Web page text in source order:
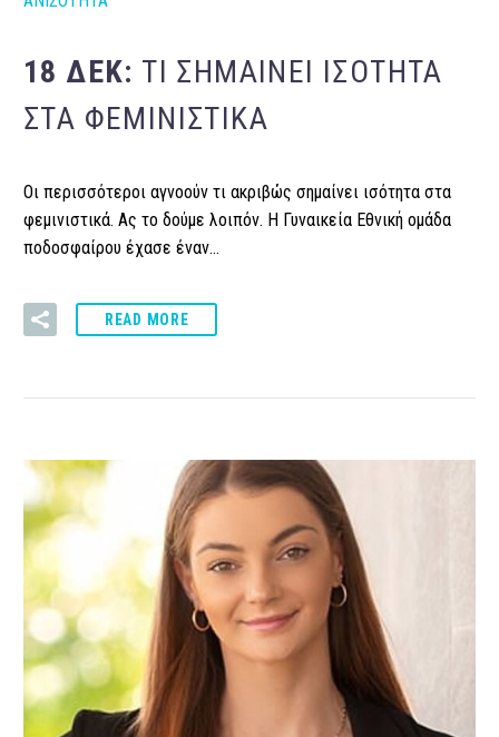
18 ΔΕΚ: ΤΙ ΣΗΜΑΊΝΕΙ ΙΣΌΤΗΤΑ
ΣΤΑ ΦΕΜΙΝΙΣΤΙΚΆ
Οι περισσότεροι αγνοούν τι ακριβώς σημαίνει ισότητα στα
φεμινιστικά. Ας το δούμε λοιπόν. Η Γυναικεία Εθνική ομάδα
ποδοσφαίρου έχασε έναν…
READ MORE